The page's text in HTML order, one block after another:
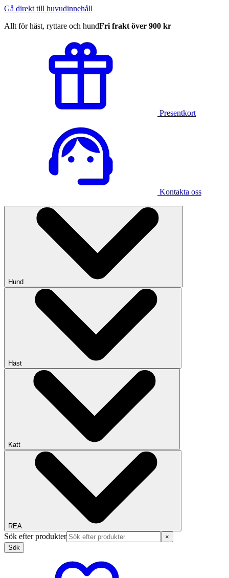
Gå direkt till huvudinnehåll
Allt för häst, ryttare och hundFri frakt över 900 kr
Presentkort
Kontakta oss
Hund
Häst
Katt
REA
Sök efter produkter
×
Sök